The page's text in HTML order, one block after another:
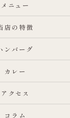
メニュー
店の特徴
ンバーグ
カレー
アクセス
コラム